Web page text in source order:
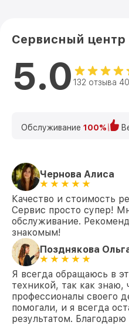
Сервисный центр
5.0 132 отзыва
Обслуживание 100%
Чернова Алиса
Качество и стоимость
Сервис просто супер!
обслуживание.
знакомым!
Позднякова
Я всегда обращаюсь в
техникой, так как знаю,
профессионалы своего
помогали, и я всегда
результатом.